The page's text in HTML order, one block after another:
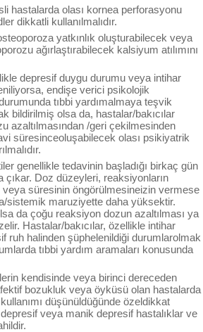
hastalarda olası kornea perforasyonu
dikkatli kullanılmalıdır.
yatkınlık oluşturabilecek veya
ağırlaştırabilecek kalsiyum atılımını
depresif duygu durumu veya intihar
endişe verici psikolojik
tıbbi yardımalmaya teşvik
bildirilmiş olsa da, hastalar/bakıcılar
azaltılmasından /geri çekilmesinden
süresinceoluşabilecek olası psikiyatrik
genellikle tedavinin başladığı birkaç gün
çıkar. Doz düzeyleri, reaksiyonların
veya süresinin öngörülmesineizin vermese
sistemik maruziyette daha yüksektir.
da çoğu reaksiyon dozun azaltılması ya
Hastalar/bakıcılar, özellikle intihar
ruh halinden şüphelenildiği durumlarolmak
tıbbi yardım aramaları konusunda
kendisinde veya birinci dereceden
bozukluk veya öyküsü olan hastalarda
düşünüldüğünde özeldikkat
veya manik depresif hastalıklar ve